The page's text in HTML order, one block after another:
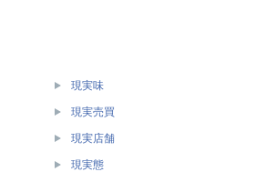
現実味
現実売買
現実店舗
現実態